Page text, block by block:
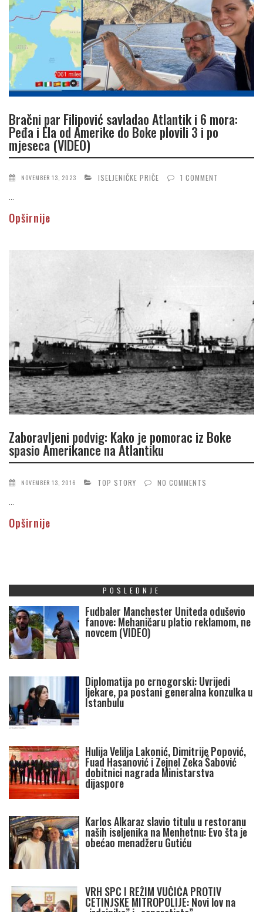
Bračni par Filipović savladao Atlantik i 6 mora:
Peđa i Ela od Amerike do Boke plovili 3 i po
mjeseca (VIDEO)
NOVEMBER 13, 2023 ISELJENIČKE PRIČE 1 COMMENT
...
Opširnije
Zaboravljeni podvig: Kako je pomorac iz Boke
spasio Amerikance na Atlantiku
NOVEMBER 13, 2016 TOP STORY NO COMMENTS
...
Opširnije
POSLEDNJE
Fudbaler Manchester Uniteda oduševio
fanove: Mehaničaru platio reklamom, ne
novcem (VIDEO)
Diplomatija po crnogorski: Uvrijedi
ljekare, pa postani generalna konzulka u
Istanbulu
Hulija Velilja Lakonić, Dimitrije Popović,
Fuad Hasanović i Zejnel Zeka Šabović
dobitnici nagrada Ministarstva
dijaspore
Karlos Alkaraz slavio titulu u restoranu
naših iseljenika na Menhetnu: Evo šta je
obećao menadžeru Gutiću
VRH SPC I REŽIM VUČIĆA PROTIV
CETINJSKE MITROPOLIJE: Novi lov na